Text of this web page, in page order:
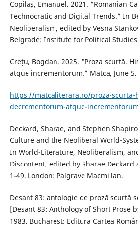
Copilaș, Emanuel. 2021. “Romanian
Technocratic and Digital Trends.” In
Neoliberalism, edited by Vesna
Belgrade: Institute for Political Studies.
Crețu, Bogdan. 2025. “Proza scurtă.
atque incrementorum.” Matca, June 5.
https://matcaliterara.ro/proza-scurta-
decrementorum-atque-
Deckard, Sharae, and Stephen
Culture and the Neoliberal World-
In World-Literature, Neoliberalism,
Discontent, edited by Sharae Deckard
1-49. London: Palgrave Macmillan.
Desant 83: antologie de proză scurtă
[Desant 83: Anthology of Short Prose
1983. Bucharest: Editura Cartea